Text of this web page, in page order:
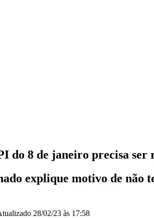
do 8 de janeiro precisa ser
explique motivo de
28/02/23 às 17:58